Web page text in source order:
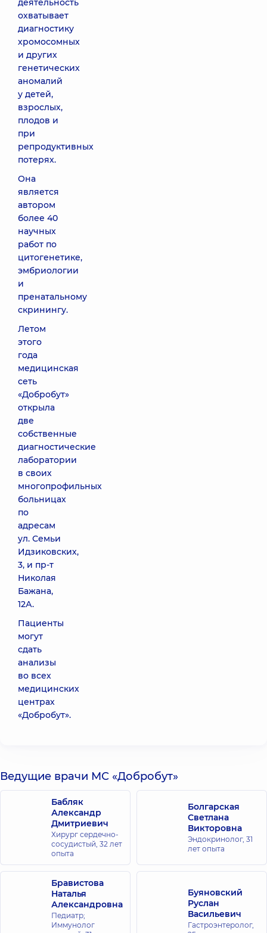
деятельность
охватывает
диагностику
хромосомных
и других
генетических
аномалий
у детей,
взрослых,
плодов и
при
репродуктивных
потерях.
Она
является
автором
более 40
научных
работ по
цитогенетике,
эмбриологии
и
пренатальному
скринингу.
Летом
этого
года
медицинская
сеть
«Добробут»
открыла
две
собственные
диагностические
лаборатории
в своих
многопрофильных
больницах
по
адресам
ул. Семьи
Идзиковских,
3, и пр-т
Николая
Бажана,
12А.
Пациенты
могут
сдать
анализы
во всех
медицинских
центрах
«Добробут».
Ведущие врачи МС «Добробут»
Бабляк
Александр
Дмитриевич
Хирург сердечно-
сосудистый, 32 лет
опыта
Болгарская
Светлана
Викторовна
Эндокринолог, 31
лет опыта
Бравистова
Наталья
Александровна
Педиатр;
Иммунолог
Буяновский
Руслан
Васильевич
Гастроэнтеролог,